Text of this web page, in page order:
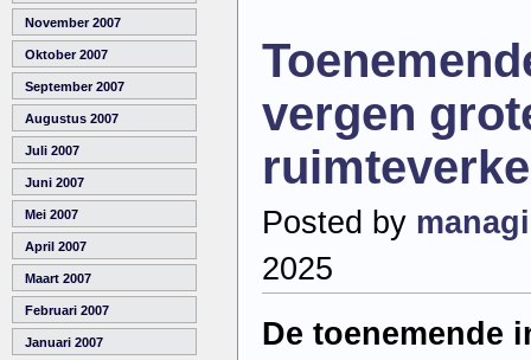
November 2007
Oktober 2007
September 2007
Augustus 2007
Juli 2007
Juni 2007
Mei 2007
April 2007
Maart 2007
Februari 2007
Januari 2007
goud
in
vergen
Posted by
2025
De toenemende